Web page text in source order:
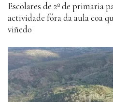
Escolares de 2º de primaria
actividade fóra da aula coa
viñedo